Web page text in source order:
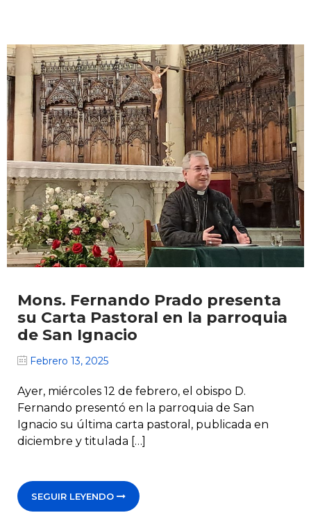
Mons. Fernando Prado presenta
su Carta Pastoral en la parroquia
de San Ignacio
Febrero 13, 2025
Ayer, miércoles 12 de febrero, el obispo D.
Fernando presentó en la parroquia de San
Ignacio su última carta pastoral, publicada en
diciembre y titulada […]
SEGUIR LEYENDO